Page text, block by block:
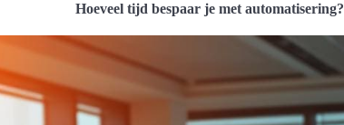
Hoeveel tijd bespaar je met automatisering?